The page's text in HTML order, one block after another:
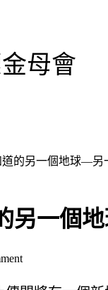
母會
道的另一個地球—另
另一個